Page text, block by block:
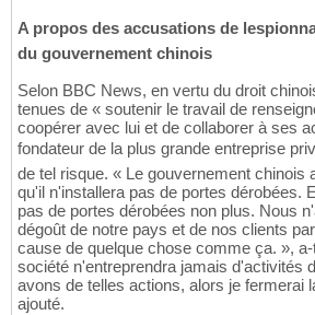
A propos des accusations de
du gouvernement chinois
Selon BBC News, en vertu du droit
tenues de « soutenir le travail de
coopérer avec lui et de collaborer à ses
fondateur de la plus grande entreprise
de tel risque. « Le gouvernement chinois
qu'il n'installera pas de portes dérobées.
pas de portes dérobées non plus. Nous
dégoût de notre pays et de nos clients
cause de quelque chose comme ça. »,
société n'entreprendra jamais d'activités
avons de telles actions, alors je fermerai
ajouté.